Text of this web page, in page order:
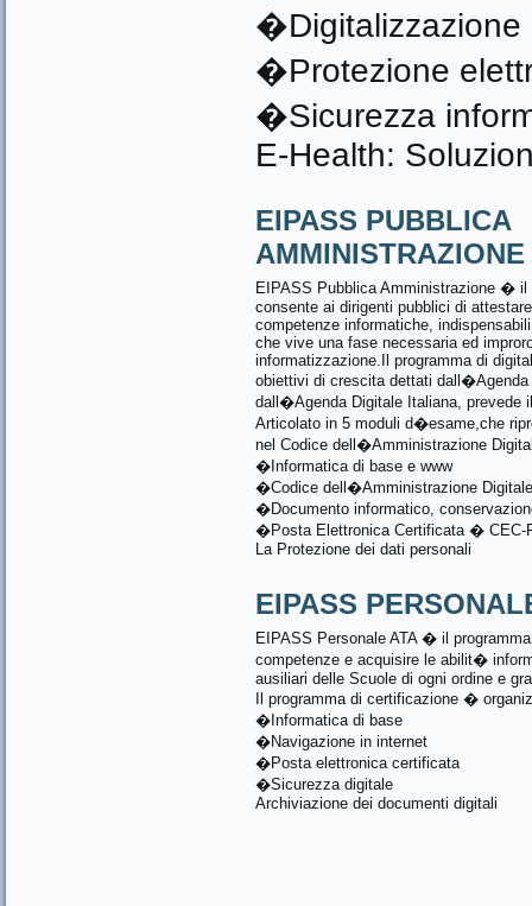
�Digitalizzazione
�Protezione
�Sicurezza
E-Health:
EIPASS PUBBLICA
AMMINISTRAZIONE
EIPASS Pubblica Amministrazione �
consente ai dirigenti pubblici di
competenze informatiche,
che vive una fase necessaria ed
informatizzazione.Il programma di
obiettivi di crescita dettati dall�Agenda
dall�Agenda Digitale Italiana, prevede
Articolato in 5 moduli d�esame,che
nel Codice dell�Amministrazione
�Informatica di base e www
�Codice dell�Amministrazione Digitale
�Documento informatico,
�Posta Elettronica Certificata � CEC-
La Protezione dei dati personali
EIPASS
EIPASS Personale ATA � il
competenze e acquisire le abilit�
ausiliari delle Scuole di ogni ordine e
Il programma di certificazione �
�Informatica di base
�Navigazione in internet
�Posta elettronica certificata
�Sicurezza digitale
Archiviazione dei documenti digitali